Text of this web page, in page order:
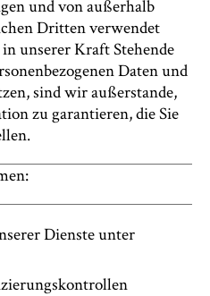
und von außerhalb
Dritten verwendet
unserer Kraft Stehende
Daten und
sind wir außerstande,
zu garantieren, die Sie
Dienste unter